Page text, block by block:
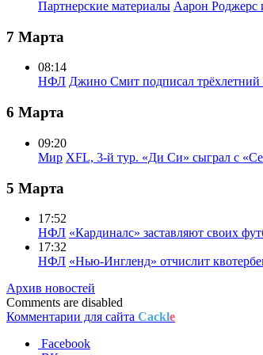
Партнерские материалы Аарон Роджерс
7 Марта
08:14
НФЛ Джино Смит подписал трёхлетний
6 Марта
09:20
Мир XFL, 3-й тур. «Ди Си» сыграл с
5 Марта
17:52
НФЛ «Кардиналс» заставляют своих
17:32
НФЛ «Нью-Ингленд» отчислит
Архив новостей
Comments are disabled
Комментарии для сайта Cackle
Facebook